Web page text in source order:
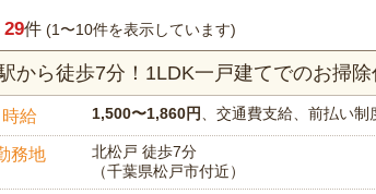
29件 (1〜10件を表示しています)
から徒歩7分！1LDK一戸建てでのお掃除
時給 1,500〜1,860円 、交通費支給、前払い制
務地
北松戸 徒歩7分
（千葉県松戸市付近）